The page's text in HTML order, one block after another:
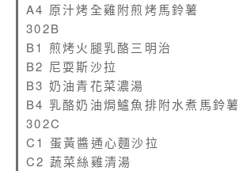
A4 原汁烤全雞附煎烤馬鈴薯
302B
B1 煎烤火腿乳酪三明治
B2 尼耍斯沙拉
B3 奶油青花菜濃湯
B4 乳酪奶油焗鱸魚排附水煮馬鈴薯
302C
C1 蛋黃醬通心麵沙拉
C2 蔬菜絲雞清湯